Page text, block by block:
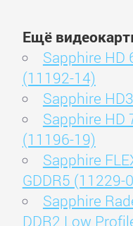
Ещё
Sapphire HD
(11192-14)
Sapphire
Sapphire HD
(11196-19)
Sapphire
GDDR5 (11229-
Sapphire
DDR2 Low